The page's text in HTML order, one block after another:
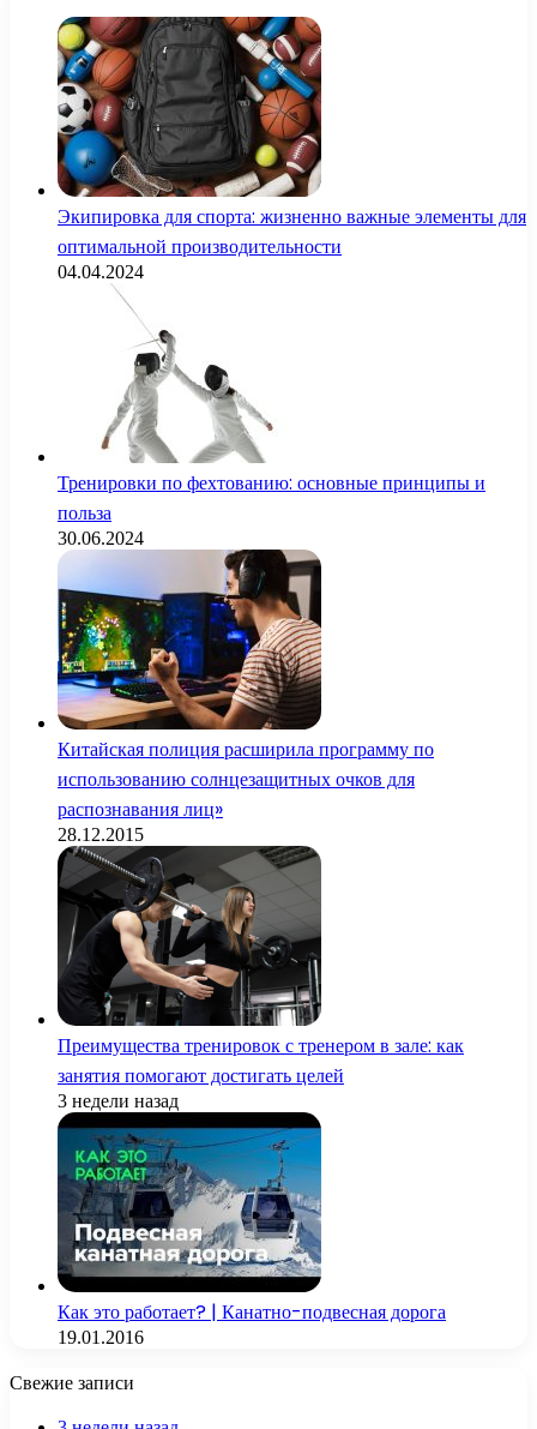
Экипировка для спорта: жизненно важные элементы для
оптимальной производительности
04.04.2024
Тренировки по фехтованию: основные принципы и
польза
30.06.2024
Китайская полиция расширила программу по
использованию солнцезащитных очков для
распознавания лиц»
28.12.2015
Преимущества тренировок с тренером в зале: как
занятия помогают достигать целей
3 недели назад
Как это работает? | Канатно-подвесная дорога
19.01.2016
Свежие записи